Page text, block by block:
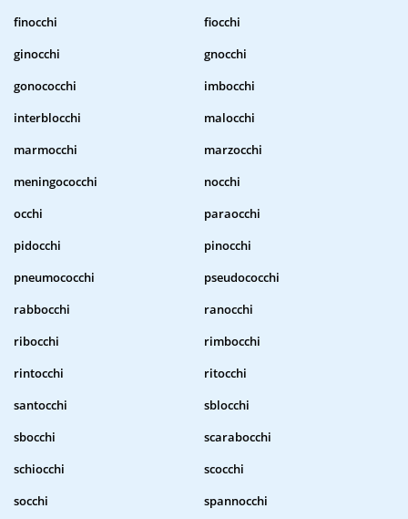
finocchi
fiocchi
ginocchi
gnocchi
gonococchi
imbocchi
interblocchi
malocchi
marmocchi
marzocchi
meningococchi
nocchi
occhi
paraocchi
pidocchi
pinocchi
pneumococchi
pseudococchi
rabbocchi
ranocchi
ribocchi
rimbocchi
rintocchi
ritocchi
santocchi
sblocchi
sbocchi
scarabocchi
schiocchi
scocchi
socchi
spannocchi